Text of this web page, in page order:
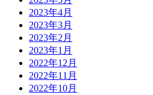
2023年4月
2023年3月
2023年2月
2023年1月
2022年12月
2022年11月
2022年10月